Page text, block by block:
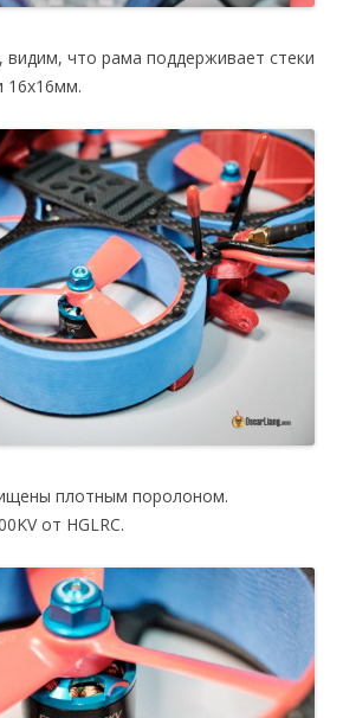
видим, что рама поддерживает стеки
16х16мм.
плотным поролоном.
от HGLRC.